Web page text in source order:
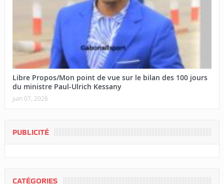
Libre Propos/Mon point de vue sur le bilan des 100 jours
du ministre Paul-Ulrich Kessany
juin 07, 2026
PUBLICITÉ
CATÉGORIES